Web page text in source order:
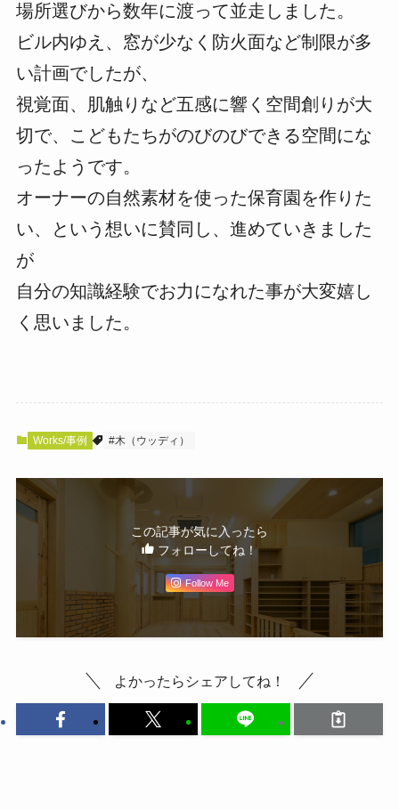
場所選びから数年に渡って並走しました。
ビル内ゆえ、窓が少なく防火面など制限が多
い計画でしたが、
視覚面、肌触りなど五感に響く空間創りが大
切で、こどもたちがのびのびできる空間にな
ったようです。
オーナーの自然素材を使った保育園を作りた
い、という想いに賛同し、進めていきました
が
自分の知識経験でお力になれた事が大変嬉し
く思いました。
Works/事例 #木（ウッディ）
この記事が気に入ったら
フォローしてね！
Follow Me
よかったらシェアしてね！